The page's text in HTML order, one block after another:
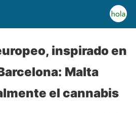
inspirado en
Malta
el cannabis